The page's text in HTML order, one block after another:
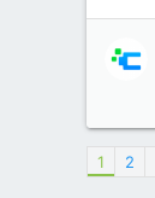
1 2